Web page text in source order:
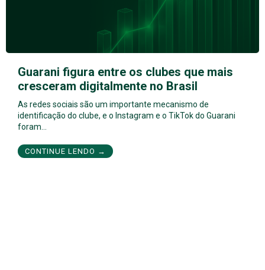
Guarani figura entre os clubes que mais
cresceram digitalmente no Brasil
As redes sociais são um importante mecanismo de
identificação do clube, e o Instagram e o TikTok do Guarani
foram…
CONTINUE LENDO →